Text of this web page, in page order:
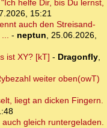
helfe Dir, bis Du lernst,
15:21
auch den Streisand-
- neptun, 25.06.2026,
ist XY? [kT] - Dragonfly,
weiter oben(owT)
liegt an dicken Fingern.
gleich runtergeladen.